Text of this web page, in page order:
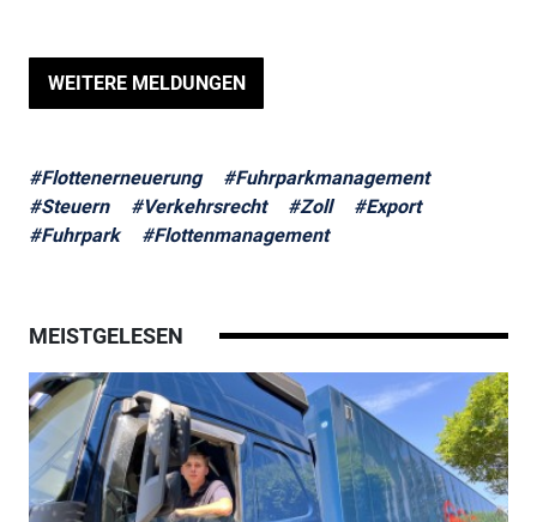
WEITERE MELDUNGEN
#Flottenerneuerung
#Fuhrparkmanagement
#Steuern
#Verkehrsrecht #Zoll
#Export
#Fuhrpark
#Flottenmanagement
MEISTGELESEN